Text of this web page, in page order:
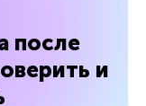
после
и